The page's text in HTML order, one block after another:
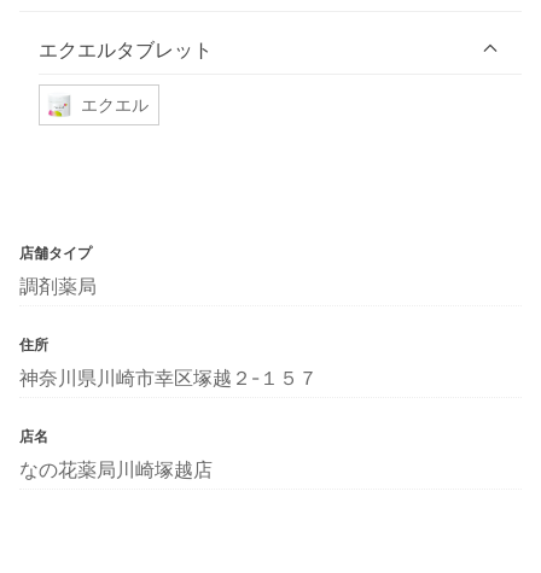
エクエルタブレット
エクエル
店舗タイプ
調剤薬局
住所
神奈川県川崎市幸区塚越２-１５７
店名
なの花薬局川崎塚越店